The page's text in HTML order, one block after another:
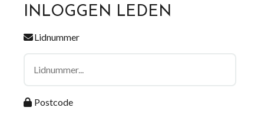
INLOGGEN LEDEN
Lidnummer
Postcode